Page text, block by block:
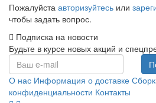
Пожалуйста авторизуйтесь или
чтобы задать вопрос.
Подписка на новости
Будьте в курсе новых акций и
О нас Информация о доставке
конфиденциальности Контакты